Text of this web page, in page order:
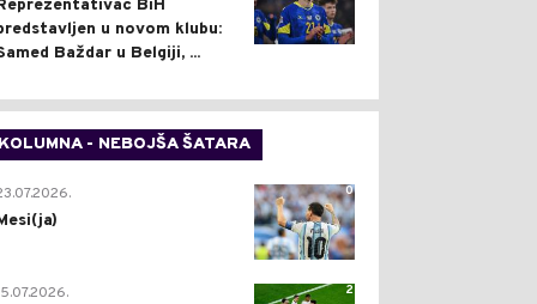
BiH
u novom klubu:
Baždar u Belgiji, ...
KOLUMNA - NEBOJŠA ŠATARA
0
2